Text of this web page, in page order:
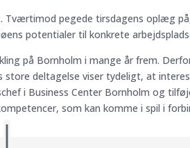
pegede tirsdagens oplæg
potentialer til konkrete
på Bornholm i mange år frem.
deltagelse viser tydeligt, at
i Business Center Bornholm og
som kan komme i spil i